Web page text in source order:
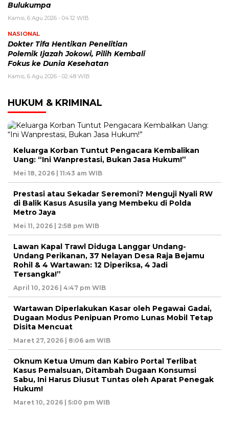
Bulukumpa
Kamis, 6 Agu 2026 - 04:12 WIB
NASIONAL
Dokter Tifa Hentikan Penelitian
Polemik Ijazah Jokowi, Pilih Kembali
Fokus ke Dunia Kesehatan
Kamis, 6 Agu 2026 - 02:48 WIB
HUKUM & KRIMINAL
Keluarga Korban Tuntut Pengacara Kembalikan
Uang: “Ini Wanprestasi, Bukan Jasa Hukum!”
Mei 18, 2026 | 11:43 am WIB
Prestasi atau Sekadar Seremoni? Menguji Nyali RW
di Balik Kasus Asusila yang Membeku di Polda
Metro Jaya
Mei 11, 2026 | 2:58 pm WIB
Lawan Kapal Trawl Diduga Langgar Undang-
Undang Perikanan, 37 Nelayan Desa Raja Bejamu
Rohil & 4 Wartawan: 12 Diperiksa, 4 Jadi
Tersangka!”
April 10, 2026 | 4:47 pm WIB
Wartawan Diperlakukan Kasar oleh Pegawai Gadai,
Dugaan Modus Penipuan Promo Lunas Mobil Tetap
Disita Mencuat
Maret 27, 2026 | 8:06 am WIB
Oknum Ketua Umum dan Kabiro Portal Terlibat
Kasus Pemalsuan, Ditambah Dugaan Konsumsi
Sabu, Ini Harus Diusut Tuntas oleh Aparat Penegak
Hukum!
Maret 10, 2026 | 5:00 pm WIB